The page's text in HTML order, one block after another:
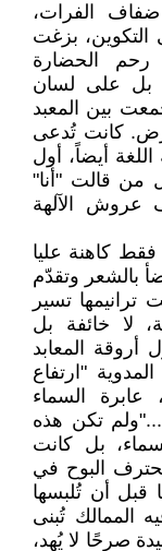
الفرات،
بزغت
رحم الحضارة
بل على لسان
بين المعبد
كانت تُدعى
اللغة أيضاً، أول
من قالت "أنا"
عروش الآلهة
فقط كاهنة عليا
بالشعر وتقدّم
ترانيمها تسير
لا خائفة بل
أروقة المعابد
"ارتفاع
عابرة السماء
تكن هذه
بل كانت
البوح في
قبل أن تُلبسها
الممالك تُبنى
صرحًا لا يُهد،